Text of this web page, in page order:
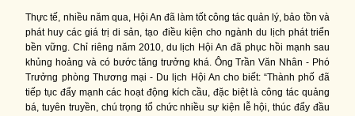
Thực tế, nhiều năm qua, Hội An đã làm tốt công tác quản lý, bảo tồn và
phát huy các giá trị di sản, tạo điều kiện cho ngành du lịch phát triển
bền vững. Chỉ riêng năm 2010, du lịch Hội An đã phục hồi mạnh sau
khủng hoảng và có bước tăng trưởng khá. Ông Trần Văn Nhân - Phó
Trưởng phòng Thương mại - Du lịch Hội An cho biết: “Thành phố đã
tiếp tục đẩy mạnh các hoạt động kích cầu, đặc biệt là công tác quảng
bá, tuyên truyền, chú trọng tổ chức nhiều sự kiện lễ hội, thúc đẩy đầu